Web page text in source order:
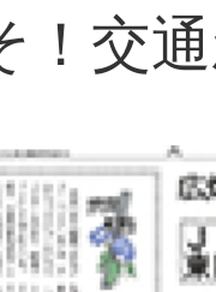
！交